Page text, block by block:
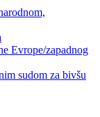
Evrope/zapadnog
sudom za bivšu